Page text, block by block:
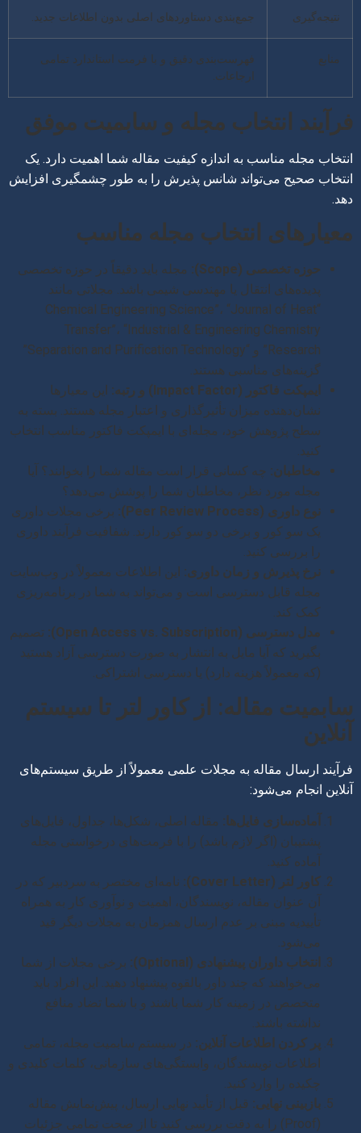
نتیجه‌گیری جمع‌بندی دستاوردهای اصلی بدون اطلاعات جدید.
منابع
فهرست‌بندی دقیق و با فرمت استاندارد تمامی
ارجاعات.
فرآیند انتخاب مجله و سابمیت موفق
انتخاب مجله مناسب به اندازه کیفیت مقاله شما اهمیت دارد. یک
انتخاب صحیح می‌تواند شانس پذیرش را به طور چشمگیری افزایش
دهد.
معیارهای انتخاب مجله مناسب
حوزه تخصصی (Scope):
مجله باید دقیقاً در حوزه تخصصی
پدیده‌های انتقال یا مهندسی شیمی باشد. مجلاتی مانند
“Chemical Engineering Science”، “Journal of Heat
Transfer”، “Industrial & Engineering Chemistry
Research” و “Separation and Purification Technology”
گزینه‌های مناسبی هستند.
ایمپکت فاکتور (Impact Factor) و رتبه:
این معیارها
نشان‌دهنده میزان تأثیرگذاری و اعتبار مجله هستند. بسته به
سطح پژوهش خود، مجله‌ای با ایمپکت فاکتور مناسب انتخاب
کنید.
مخاطبان: چه کسانی قرار است مقاله شما را بخوانند؟ آیا
مجله مورد نظر، مخاطبان شما را پوشش می‌دهد؟
نوع داوری (Peer Review Process):
برخی مجلات داوری
یک سو کور و برخی دو سو کور دارند. شفافیت فرآیند داوری
را بررسی کنید.
نرخ پذیرش و زمان داوری: این اطلاعات معمولاً در وب‌سایت
مجله قابل دسترسی است و می‌تواند به شما در برنامه‌ریزی
کمک کند.
مدل دسترسی (Open Access vs. Subscription):
تصمیم
بگیرید که آیا مایل به انتشار به صورت دسترسی آزاد هستید
(که معمولاً هزینه دارد) یا دسترسی اشتراکی.
سابمیت مقاله: از کاور لتر تا سیستم
آنلاین
فرآیند ارسال مقاله به مجلات علمی معمولاً از طریق سیستم‌های
آنلاین انجام می‌شود:
آماده‌سازی فایل‌ها: مقاله اصلی، شکل‌ها، جداول، فایل‌های
پشتیبان (اگر لازم باشد) را با فرمت‌های درخواستی مجله
آماده کنید.
کاور لتر (Cover Letter):
نامه‌ای مختصر به سردبیر که در
آن عنوان مقاله، نویسندگان، اهمیت و نوآوری کار به همراه
تأییدیه مبنی بر عدم ارسال همزمان به مجلات دیگر قید
می‌شود.
انتخاب داوران پیشنهادی (Optional):
برخی مجلات از شما
می‌خواهند که چند داور بالقوه پیشنهاد دهید. این افراد باید
متخصص در زمینه کار شما باشند و با شما تضاد منافع
نداشته باشند.
پر کردن اطلاعات آنلاین: در سیستم سابمیت مجله، تمامی
اطلاعات نویسندگان، وابستگی‌های سازمانی، کلمات کلیدی و
چکیده را وارد کنید.
بازبینی نهایی: قبل از تأیید نهایی ارسال، پیش‌نمایش مقاله
(Proof) را به دقت بررسی کنید تا از صحت تمامی جزئیات